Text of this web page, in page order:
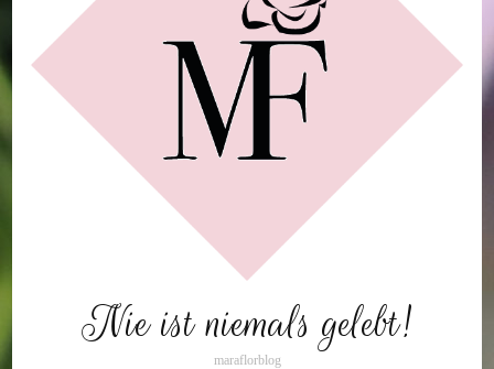
Nie ist niemals gelebt!
maraflorblog